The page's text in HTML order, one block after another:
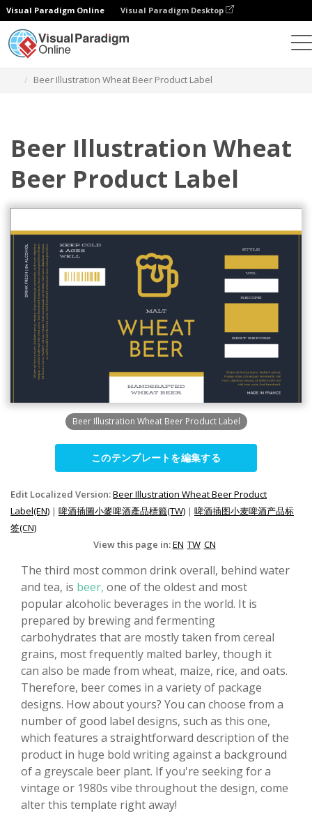
Visual Paradigm Online Visual Paradigm Desktop
Beer Illustration Wheat Beer Product Label
Beer Illustration Wheat
Beer Product Label
Beer Illustration Wheat Beer Product Label
このテンプレートを編集する
Edit Localized Version:Beer Illustration Wheat Beer Product
Label(EN) | 啤酒插圖小麥啤酒產品標籤(TW) | 啤酒插图小麦啤酒产品标
签(CN)
View this page in:EN TW CN
The third most common drink overall, behind water
and tea, is beer, one of the oldest and most
popular alcoholic beverages in the world. It is
prepared by brewing and fermenting
carbohydrates that are mostly taken from cereal
grains, most frequently malted barley, though it
can also be made from wheat, maize, rice, and oats.
Therefore, beer comes in a variety of package
designs. How about yours? You can choose from a
number of good label designs, such as this one,
which features a straightforward description of the
product in huge bold writing against a background
of a greyscale beer plant. If you're seeking for a
vintage or 1980s vibe throughout the design, come
alter this template right away!